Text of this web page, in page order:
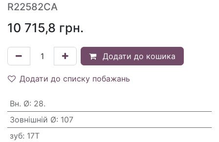
R22582CA
10 715,8 грн.
Додати до кошика
Додати до списку побажань
Вн. Ø: 28.
Зовнішній Ø: 107
зуб: 17T